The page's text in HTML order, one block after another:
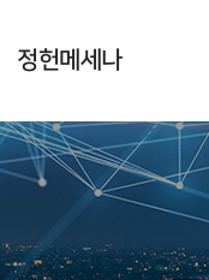
정헌메세나
개요
일정 및 새소식
수상자 및 전시회